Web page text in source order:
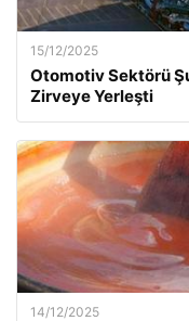
15/12/2025
Otomotiv Sektörü
Zirveye Yerleşti
14/12/2025